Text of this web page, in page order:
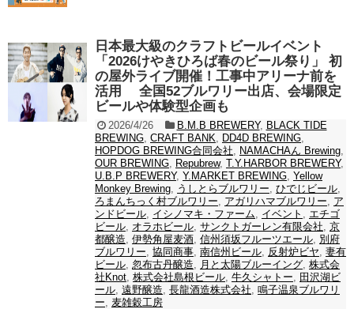
日本最大級のクラフトビールイベント
「2026けやきひろば春のビール祭り」 初
の屋外ライブ開催！工事中アリーナ前を
活用 全国52ブルワリー出店、会場限定
ビールや体験型企画も
2026/4/26 B.M.B BREWERY, BLACK TIDE
BREWING, CRAFT BANK, DD4D BREWING,
HOPDOG BREWING合同会社, NAMACHAん Brewing,
OUR BREWING, Repubrew, T.Y.HARBOR BREWERY,
U.B.P BREWERY, Y.MARKET BREWING, Yellow
Monkey Brewing, うしとらブルワリー, ひでじビール,
ろまんちっく村ブルワリー, アガリハマブルワリー, ア
ンドビール, イシノマキ・ファーム, イベント , エチゴ
ビール, オラホビール, サンクトガーレン有限会社, 京
都醸造, 伊勢角屋麦酒, 信州須坂フルーツエール, 別府
ブルワリー, 協同商事, 南信州ビール, 反射炉ビヤ, 妻有
ビール, 忽布古丹醸造, 月と太陽ブルーイング, 株式会
社Knot, 株式会社島根ビール, 牛久シャトー, 田沢湖ビ
ール, 遠野醸造, 長龍酒造株式会社, 鳴子温泉ブルワリ
ー, 麦雑穀工房